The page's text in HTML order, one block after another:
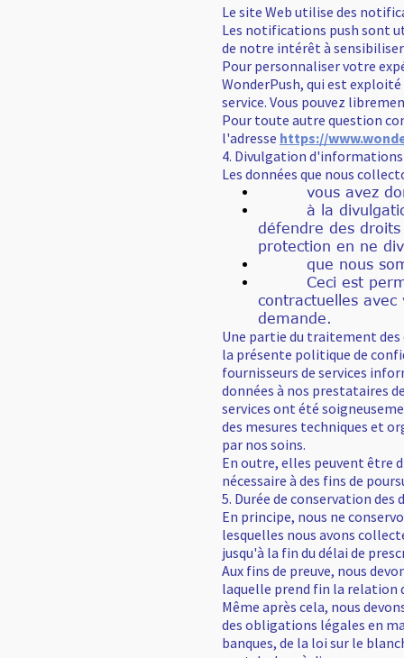
Le site Web utilise des
Les notifications push sont
de notre intérêt à
Pour personnaliser votre
WonderPush, qui est
service. Vous pouvez
Pour toute autre question
l'adresse https://
4. Divulgation d'informations
Les données que nous
vous avez
à la divulgation
défendre des
protection en ne
que nous
Ceci est permis
contractuelles
demande.
Une partie du traitement des
la présente politique de
fournisseurs de services
données à nos prestataires
services ont été
des mesures techniques et
par nos soins.
En outre, elles peuvent être
nécessaire à des fins de
5. Durée de conservation des
En principe, nous ne
lesquelles nous avons
jusqu'à la fin du délai de
Aux fins de preuve, nous
laquelle prend fin la relation
Même après cela, nous
des obligations légales en
banques, de la loi sur le